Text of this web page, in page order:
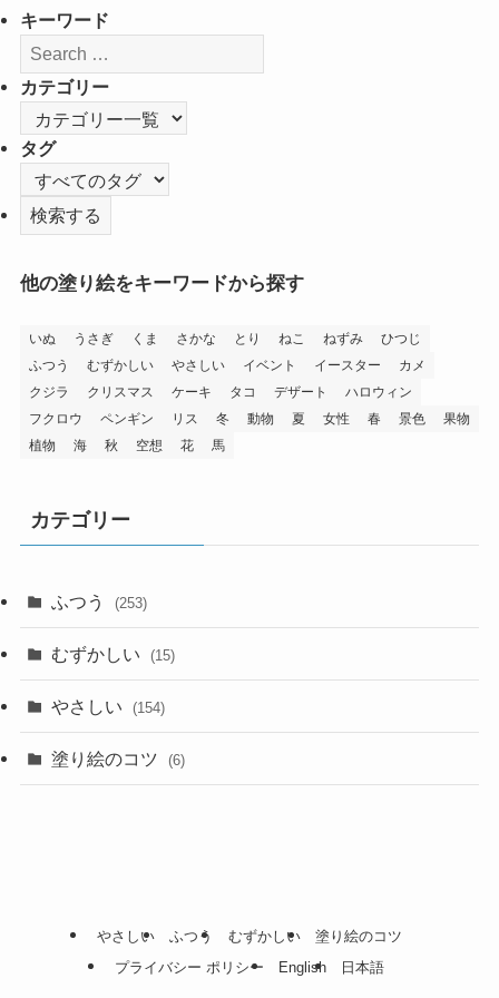
キーワード
カテゴリー
タグ
他の塗り絵をキーワードから探す
いぬ うさぎ くま さかな とり ねこ ねずみ
ひつじ
ふつう
むずかしい やさしい イベント イースター
カメ
クジラ
クリスマス ケーキ タコ デザート
ハロウィン
フクロウ
ペンギン リス 冬 動物 夏 女性 春 景色
果物
植物
海 秋 空想 花 馬
カテゴリー
ふつう (253)
むずかしい (15)
やさしい (154)
塗り絵のコツ (6)
やさしい ふつう むずかしい
塗り絵のコツ
プライバシー ポリシー
English 日本語